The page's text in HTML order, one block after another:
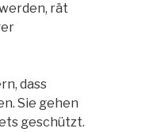
rät
dass
Sie gehen
geschützt.